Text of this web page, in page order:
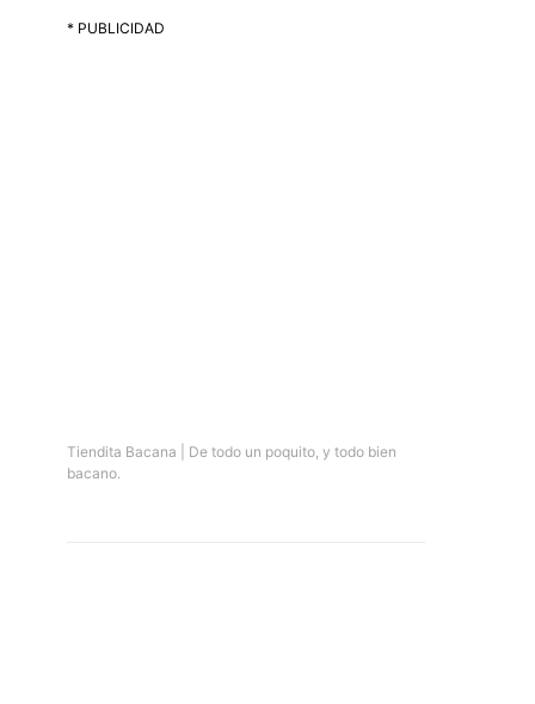
* PUBLICIDAD
Tiendita Bacana | De todo un poquito, y todo bien
bacano.